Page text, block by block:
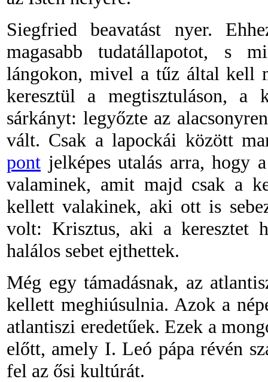
Siegfried beavatást nyer.
magasabb tudatállapotot, s
lángokon, mivel a tűz által kell
keresztül a megtisztuláson, a
sárkányt: legyőzte az
vált. Csak a lapockái között
pont jelképes utalás arra, hogy
valaminek, amit majd csak a
kellett valakinek, aki ott is
volt: Krisztus, aki a keresztet
halálos sebet ejthettek.
Még egy támadásnak, az
kellett meghiúsulnia. Azok a
atlantiszi eredetűek. Ezek a
előtt, amely I. Leó pápa révén
fel az ősi kultúrát.